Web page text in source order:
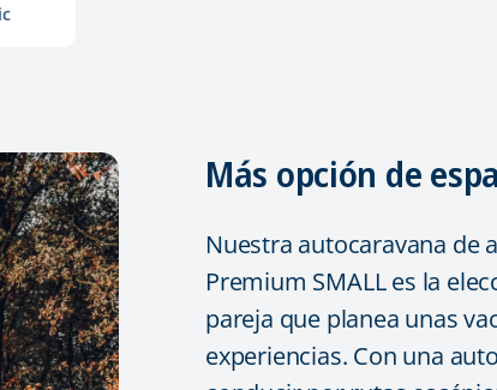
Más opción de
Nuestra autocaravana de
Premium SMALL es la
pareja que planea unas
experiencias. Con una